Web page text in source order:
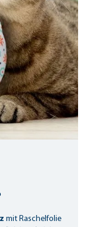
mit Raschelfolie